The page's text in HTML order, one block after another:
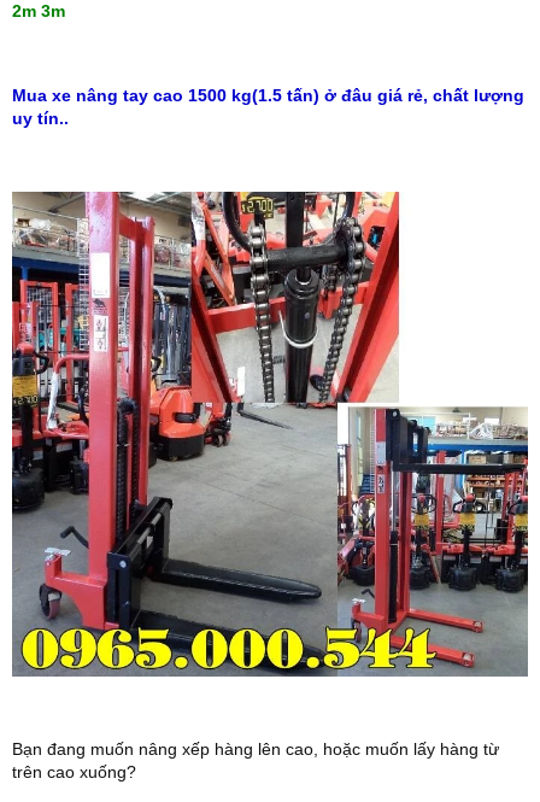
2m 3m
Mua xe nâng tay cao 1500 kg(1.5 tấn) ở đâu giá rẻ, chất lượng
uy tín..
Bạn đang muốn nâng xếp hàng lên cao, hoặc muốn lấy hàng từ
trên cao xuống?